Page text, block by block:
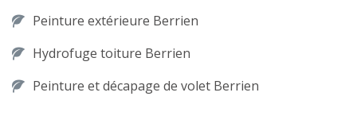
Peinture extérieure Berrien
Hydrofuge toiture Berrien
Peinture et décapage de volet Berrien